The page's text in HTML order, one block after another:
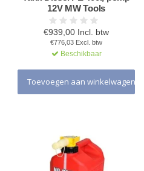
12V MW Tools
€939,00 Incl. btw
€776,03 Excl. btw
Beschikbaar
Toevoegen aan winkelwagen